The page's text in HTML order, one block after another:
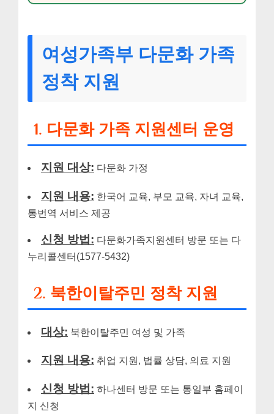
여성가족부 다문화 가족
정착 지원
1. 다문화 가족 지원센터 운영
지원 대상: 다문화 가정
지원 내용: 한국어 교육, 부모 교육, 자녀 교육,
통번역 서비스 제공
신청 방법: 다문화가족지원센터 방문 또는 다
누리콜센터(1577-5432)
2. 북한이탈주민 정착 지원
대상: 북한이탈주민 여성 및 가족
지원 내용: 취업 지원, 법률 상담, 의료 지원
신청 방법: 하나센터 방문 또는 통일부 홈페이
지 신청